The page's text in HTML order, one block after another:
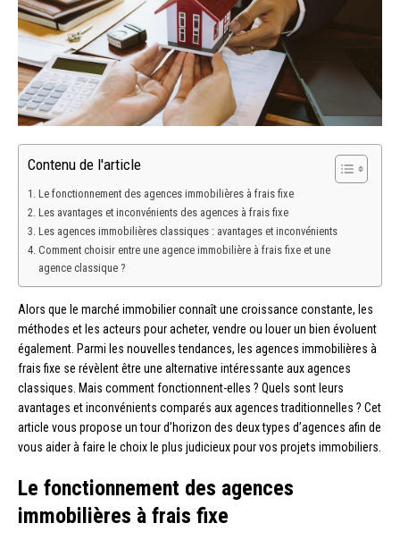
Contenu de l'article
Le fonctionnement des agences immobilières à frais fixe
Les avantages et inconvénients des agences à frais fixe
Les agences immobilières classiques : avantages et inconvénients
Comment choisir entre une agence immobilière à frais fixe et une
agence classique ?
Alors que le marché immobilier connaît une croissance constante, les
méthodes et les acteurs pour acheter, vendre ou louer un bien évoluent
également. Parmi les nouvelles tendances, les agences immobilières à
frais fixe se révèlent être une alternative intéressante aux agences
classiques. Mais comment fonctionnent-elles ? Quels sont leurs
avantages et inconvénients comparés aux agences traditionnelles ? Cet
article vous propose un tour d’horizon des deux types d’agences afin de
vous aider à faire le choix le plus judicieux pour vos projets immobiliers.
Le fonctionnement des agences
immobilières à frais fixe